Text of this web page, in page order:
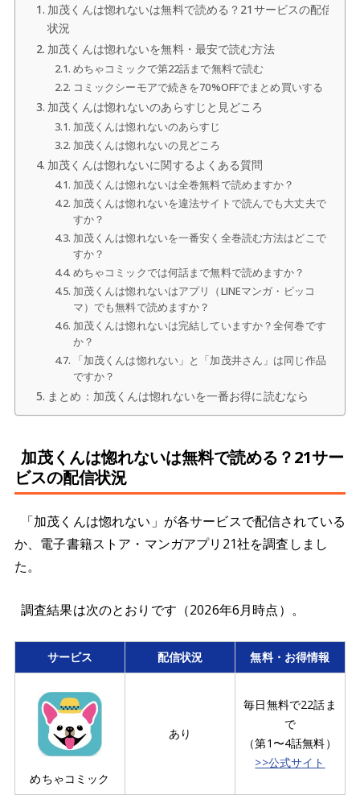
加茂くんは惚れないは無料で読める？21サービスの配信
状況
加茂くんは惚れないを無料・最安で読む方法
めちゃコミックで第22話まで無料で読む
コミックシーモアで続きを70%OFFでまとめ買いする
加茂くんは惚れないのあらすじと見どころ
加茂くんは惚れないのあらすじ
加茂くんは惚れないの見どころ
加茂くんは惚れないに関するよくある質問
加茂くんは惚れないは全巻無料で読めますか？
加茂くんは惚れないを違法サイトで読んでも大丈夫で
すか？
加茂くんは惚れないを一番安く全巻読む方法はどこで
すか？
めちゃコミックでは何話まで無料で読めますか？
加茂くんは惚れないはアプリ（LINEマンガ・ピッコ
マ）でも無料で読めますか？
加茂くんは惚れないは完結していますか？全何巻です
か？
「加茂くんは惚れない」と「加茂井さん」は同じ作品
ですか？
まとめ：加茂くんは惚れないを一番お得に読むなら
加茂くんは惚れないは無料で読める？21サー
ビスの配信状況
「加茂くんは惚れない」が各サービスで配信されている
か、電子書籍ストア・マンガアプリ21社を調査しまし
た。
調査結果は次のとおりです（2026年6月時点）。
サービス 配信状況 無料・お得情報
めちゃコミック
あり
毎日無料で22話ま
で
（第1〜4話無料）
>>公式サイト